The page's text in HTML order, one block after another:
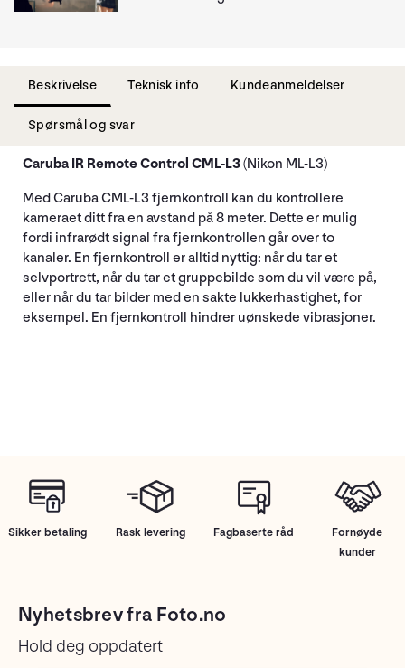
Beskrivelse Teknisk info Kundeanmeldelser
Spørsmål og svar
Caruba IR Remote Control CML-L3(Nikon ML-L3)
Med Caruba CML-L3 fjernkontroll kan du kontrollere
kameraet ditt fra en avstand på 8 meter. Dette er mulig
fordi infrarødt signal fra fjernkontrollen går over to
kanaler. En fjernkontroll er alltid nyttig: når du tar et
selvportrett, når du tar et gruppebilde som du vil være på,
eller når du tar bilder med en sakte lukkerhastighet, for
eksempel. En fjernkontroll hindrer uønskede vibrasjoner.
Sikker betaling Rask levering Fagbaserte råd
Fornøyde
kunder
Nyhetsbrev fra Foto.no
Hold deg oppdatert